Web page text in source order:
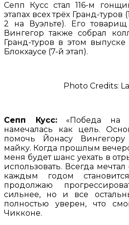
Сепп Кусс стал 116-м
этапах всех трёх Гранд-туров
2 на Вуэльте). Его
Вингегор также собрал
Гранд-туров в этом
Блокхаусе (7-й этап).
Photo Credits:
Сепп Кусс:«Победа на
намечалась как цель.
помочь Йонасу
майку. Когда прошлым
меня будет шанс уехать в
использовать. Всегда
каждым годом
продолжаю
сильнее, но и все
полностью уверен, что
Чикконе.